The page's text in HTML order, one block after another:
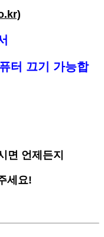
터 끄기 가능합
면 언제든지
세요!